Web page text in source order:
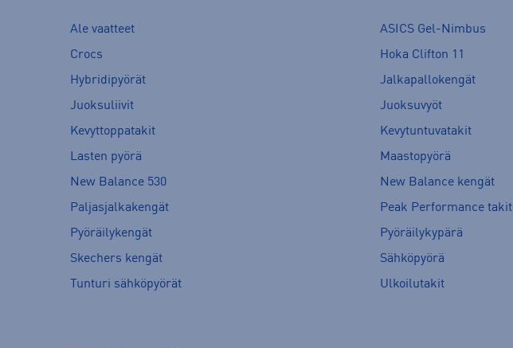
Ale vaatteet ASICS Gel-Nimbus
Crocs
Hoka Clifton 11
Hybridipyörät
Jalkapallokengät
Juoksuliivit
Juoksuvyöt
Kevyttoppatakit
Kevytuntuvatakit
Lasten pyörä
Maastopyörä
New Balance 530
New Balance kengät
Paljasjalkakengät
Peak Performance takit
Pyöräilykengät
Pyöräilykypärä
Skechers kengät
Sähköpyörä
Tunturi sähköpyörät
Ulkoilutakit